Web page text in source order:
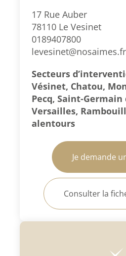
17 Rue Auber
78110 Le Vesinet
0189407800
levesinet@nosaimes.fr
Secteurs
Vésinet, Chatou,
Pecq, Saint-Germain
Versailles,
alentours
Je demande
Consulter la